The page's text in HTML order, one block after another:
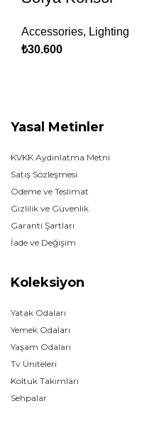
Accessories, Lighting
₺30.600
Yasal Metinler
KVKK Aydınlatma Metni
Satış Sözleşmesi
Ödeme ve Teslimat
Gizlilik ve Güvenlik
Garanti Şartları
İade ve Değişim
Koleksiyon
Yatak Odaları
Yemek Odaları
Yaşam Odaları
Tv Üniteleri
Koltuk Takımları
Sehpalar